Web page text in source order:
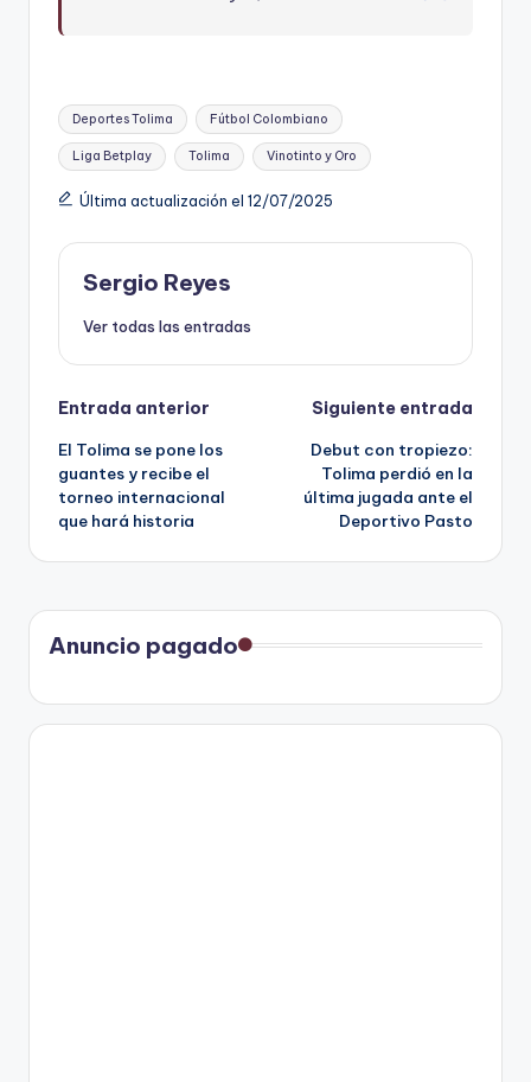
Etiquetas:
Deportes Tolima Fútbol Colombiano
Liga Betplay Tolima Vinotinto y Oro
Última actualización el 12/07/2025
Sergio Reyes
Ver todas las entradas
Navegación
de
entradas
Entrada anterior
El Tolima se pone los
guantes y recibe el
torneo internacional
que hará historia
Siguiente entrada
Debut con tropiezo:
Tolima perdió en la
última jugada ante el
Deportivo Pasto
Anuncio pagado